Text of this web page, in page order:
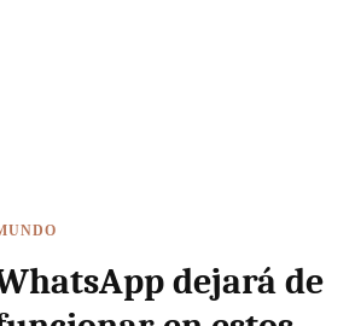
dejará de